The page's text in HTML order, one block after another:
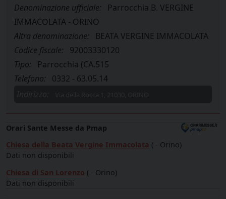
Denominazione ufficiale:
Parrocchia B. VERGINE
IMMACOLATA - ORINO
Altra denominazione:
BEATA VERGINE IMMACOLATA
Codice fiscale:
92003330120
Tipo:
Parrocchia (CA.515
Telefono:
0332 - 63.05.14
Orari Sante Messe da Pmap
Chiesa della Beata Vergine Immacolata ( - Orino)
Dati non disponibili
Chiesa di San Lorenzo ( - Orino)
Dati non disponibili